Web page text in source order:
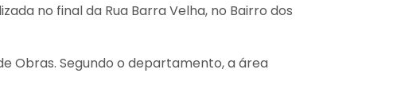
no final da Rua Barra Velha, no Bairro dos
Obras. Segundo o departamento, a área